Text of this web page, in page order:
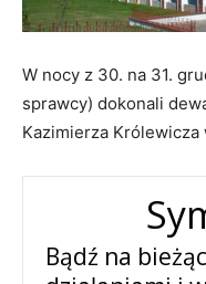
W nocy z 30. na 31.
sprawcy) dokonali
Kazimierza Królewicza
Bądź na